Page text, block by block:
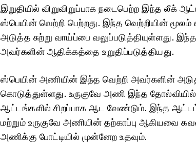
இறுதியில் விறுவிறுப்பாக நடைபெற்ற இந்த லீக்
ஸ்பெயின் வெற்றி பெற்றது. இந்த வெற்றியின்
அடுத்த சுற்று வாய்ப்பை வலுப்படுத்தியுள்ளது.
அவர்களின் ஆதிக்கத்தை உறுதிப்படுத்தியது.
ஸ்பெயின் அணியின் இந்த வெற்றி அவர்களின்
கொடுத்துள்ளது. உருகுவே அணி இந்த
ஆட்டங்களில் சிறப்பாக ஆட வேண்டும். இந்த
மற்றும் உருகுவே அணியின் தற்காப்பு
அணிக்கு போட்டியில் முன்னேற உதவும்.